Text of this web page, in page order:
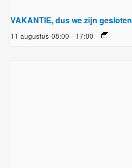
VAKANTIE, dus we zijn gesloten
11 augustus-08:00 - 17:00